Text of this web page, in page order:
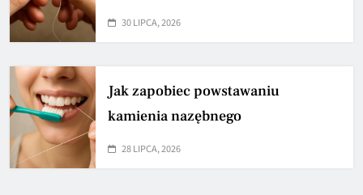
30 LIPCA, 2026
Jak zapobiec powstawaniu
kamienia nazębnego
28 LIPCA, 2026